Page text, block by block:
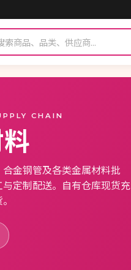
CHAIN
金钢管及各类金属材料批
定制配送。自有仓库现货充